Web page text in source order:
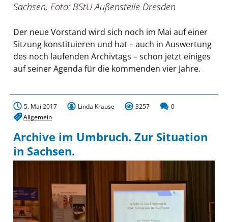
Sachsen, Foto: BStU Außenstelle Dresden
Der neue Vorstand wird sich noch im Mai auf einer
Sitzung konstituieren und hat – auch in Auswertung
des noch laufenden Archivtags – schon jetzt einiges
auf seiner Agenda für die kommenden vier Jahre.
5. Mai 2017 Linda Krause 3257
0
Allgemein
Archive im Umbruch. Zur Situation
in Sachsen.